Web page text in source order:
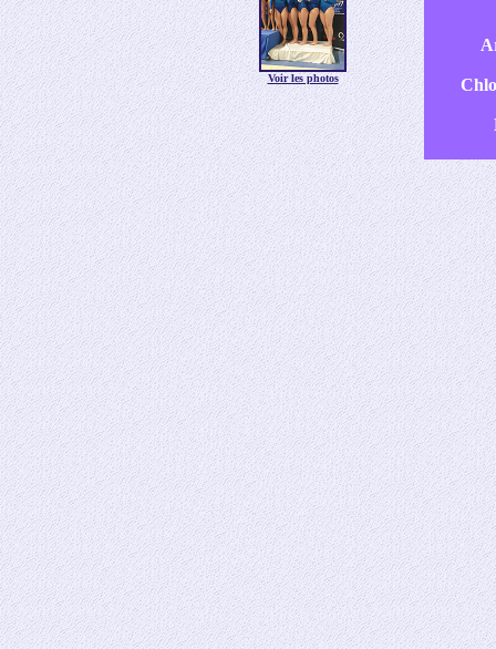
Voir les photos